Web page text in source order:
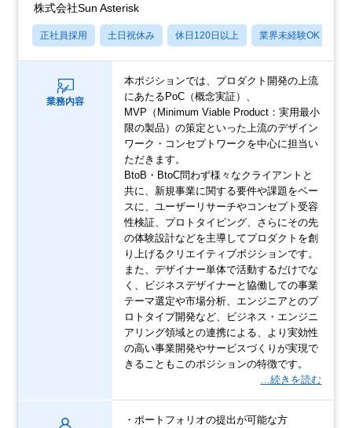
株式会社Sun Asterisk
正社員採用 土日祝休み 休日120日以上 業界未経験OK
業務内容
本ポジションでは、プロダクト開発の上流
にあたるPoC（概念実証）、
MVP（Minimum Viable Product：実用最小
限の製品）の策定といった上流のデザイン
ワーク・コンセプトワークを中心に担当い
ただきます。
BtoB・BtoC問わず様々なクライアントと
共に、新規事業に関する要件や課題をベー
スに、ユーザーリサーチやコンセプト受容
性検証、プロトタイピング、さらにその先
の体験設計などを主導してプロダクトを創
り上げるクリエイティブポジションです。
また、デザイナー単体で活動するだけでな
く、ビジネスデザイナーと協働しての事業
テーマ選定や市場分析、エンジニアとのプ
ロトタイプ開発など、ビジネス・エンジニ
アリング領域との連携による、より実効性
の高い事業開発やサービスづくりが実現で
きることもこのポジションの特徴です。
…続きを読む
・ポートフォリオの提出が可能な方